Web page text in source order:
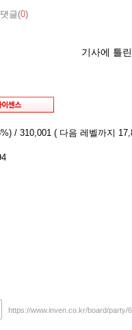
댓글(0)
기사에 틀
/ 310,001 ( 다음 레벨까지
https://www.inven.co.kr/board/party/